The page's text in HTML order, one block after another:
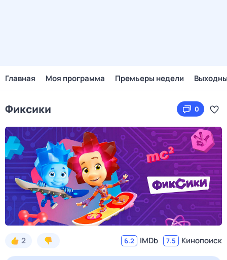
Главная Моя программа Премьеры недели
Фиксики 0
2 6.2 IMDb 7.5 Кинопоиск